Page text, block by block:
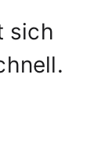
sich